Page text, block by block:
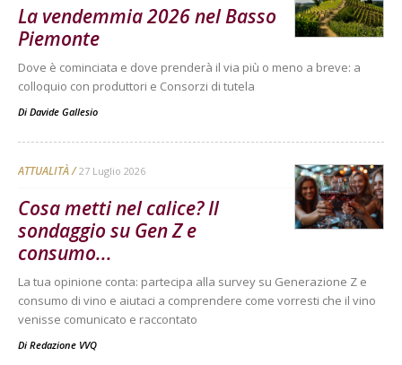
La vendemmia 2026 nel Basso
Piemonte
Dove è cominciata e dove prenderà il via più o meno a breve: a
colloquio con produttori e Consorzi di tutela
Di Davide Gallesio
ATTUALITÀ 27 Luglio 2026
Cosa metti nel calice? Il
sondaggio su Gen Z e
consumo...
La tua opinione conta: partecipa alla survey su Generazione Z e
consumo di vino e aiutaci a comprendere come vorresti che il vino
venisse comunicato e raccontato
Di Redazione VVQ